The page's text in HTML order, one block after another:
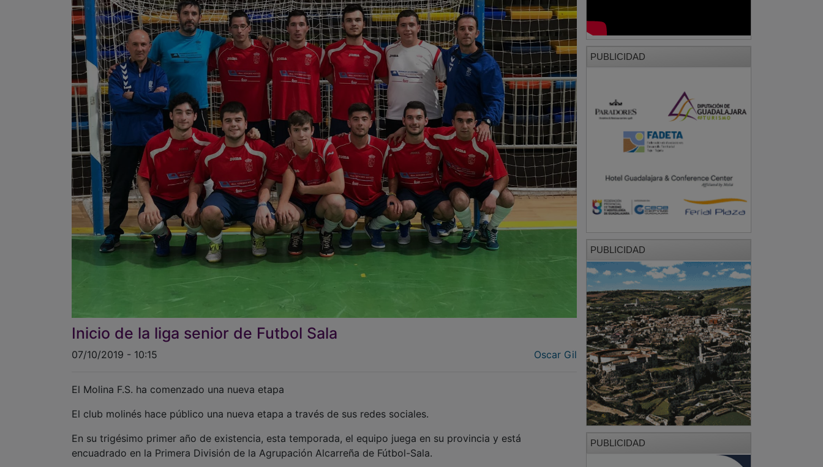
Inicio de la liga senior de Futbol Sala
07/10/2019 - 10:15 Oscar Gil
El Molina F.S. ha comenzado una nueva etapa
El club molinés hace público una nueva etapa a través de sus redes sociales.
En su trigésimo primer año de existencia, esta temporada, el equipo juega en su provincia y está
encuadrado en la Primera División de la Agrupación Alcarreña de Fútbol-Sala.
PUBLICIDAD
PUBLICIDAD
PUBLICIDAD